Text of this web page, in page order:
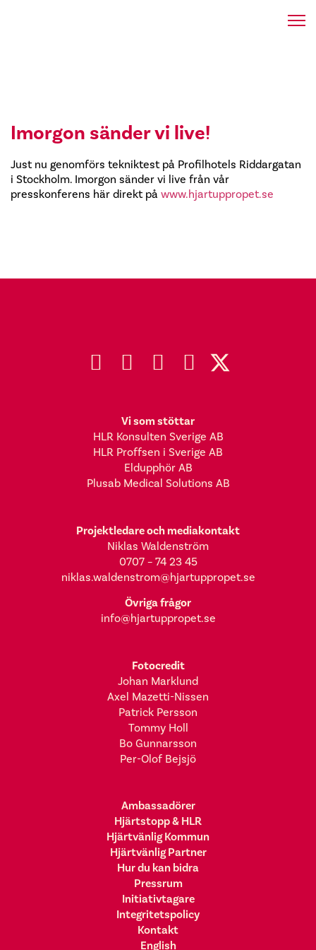
Imorgon sänder vi live!
Just nu genomförs tekniktest på Profilhotels Riddargatan
i Stockholm. Imorgon sänder vi live från vår
presskonferens här direkt på www.hjartuppropet.se
Vi som stöttar
HLR Konsulten Sverige AB
HLR Proffsen i Sverige AB
Eldupphör AB
Plusab Medical Solutions AB
Projektledare och mediakontakt
Niklas Waldenström
0707 – 74 23 45
niklas.waldenstrom@hjartuppropet.se
Övriga frågor
info@hjartuppropet.se
Fotocredit
Johan Marklund
Axel Mazetti-Nissen
Patrick Persson
Tommy Holl
Bo Gunnarsson
Per-Olof Bejsjö
Ambassadörer
Hjärtstopp & HLR
Hjärtvänlig Kommun
Hjärtvänlig Partner
Hur du kan bidra
Pressrum
Initiativtagare
Integritetspolicy
Kontakt
English